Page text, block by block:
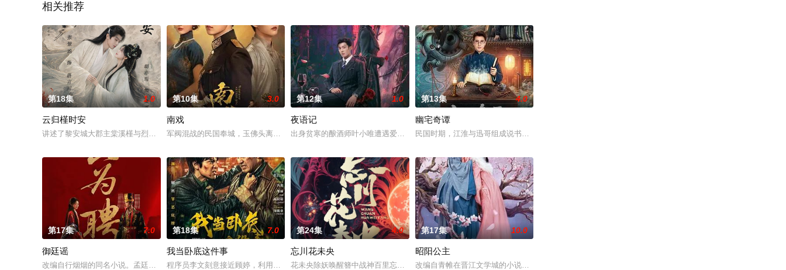
相关推荐
第18集 1.0
云归槿时安
讲述了黎安城大郡主棠溪槿与烈云峥之间曲折动人的情感，以及他们在复杂局势中坚守初心、勇敢面对困难的爱情故事。通过剧中主人公在成长的道路上，经历复杂
第10集 3.0
南戏
军阀混战的民国奉城，玉佛头离奇失窃，戏班主横尸戏台，将冷血少帅许又安与昆曲名伶荣筱楠推向不死不休的对立绝境。而他们不知，对方正是自己苦寻多年的患
第12集 1.0
夜语记
出身贫寒的酿酒师叶小唯遭遇爱人程桉、恩师林晚媚的双重背叛。她从恨意中涅槃重生，借私生女桑落的身份入住程家。她步步为营，周旋在各怀
第13集 4.0
幽宅奇谭
民国时期，江淮与迅哥组成说书班子，偶遇“白天人住屋，晚上鬼占房”的阴阳宅，江淮被掳走配“阴婚”。他与
第17集 7.0
御廷谣
改编自行烟烟的同名小说。孟廷辉，大平王朝有史以来个以女子进士科三元及第入翰林院的奇女子。十年前的她被他从死人堆里救出来，蓬头垢面口齿不清。十年后
第18集 7.0
我当卧底这件事
程序员李文刻意接近顾婷，利用顾炎女儿奴的属性，请求老炮儿顾炎带自己用程序员身份卧底电诈集团以求查出未婚妻离奇死亡的真相。两人联手查出诈骗团伙头目
第24集 4.0
忘川花未央
花未央除妖唤醒簪中战神百里忘川元神，二人共感相连，一同寻仙草修复肉身。未央动心，却不知自身是身负玄鸟之力的夜族公主，前世相恋遭他
第17集 10.0
昭阳公主
改编自青帷在晋江文学城的小说《平阳公主》。